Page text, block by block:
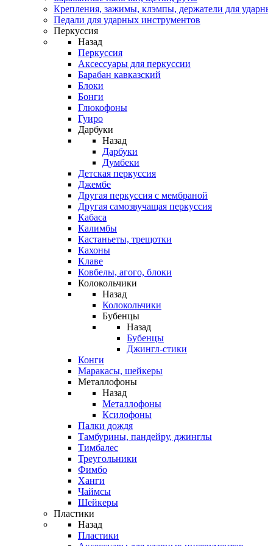
Крепления, зажимы, клэмпы, держатели для
Педали для ударных инструментов
Перкуссия
Назад
Перкуссия
Аксессуары для перкуссии
Барабан кавказский
Блоки
Бонги
Глюкофоны
Гуиро
Дарбуки
Назад
Дарбуки
Думбеки
Детская перкуссия
Джембе
Другая перкуссия с мембраной
Другая самозвучащая перкуссия
Кабаса
Калимбы
Кастаньеты, трещотки
Кахоны
Клаве
Ковбелы, агого, блоки
Колокольчики
Назад
Колокольчики
Бубенцы
Назад
Бубенцы
Джингл-стики
Конги
Маракасы, шейкеры
Металлофоны
Назад
Металлофоны
Ксилофоны
Палки дождя
Тамбурины, пандейру, джинглы
Тимбалес
Треугольники
Фимбо
Ханги
Чаймсы
Шейкеры
Пластики
Назад
Пластики